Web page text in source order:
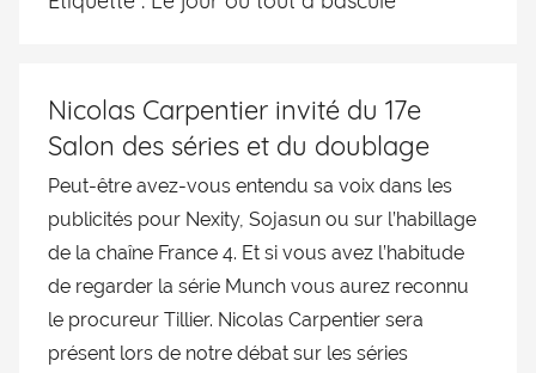
séries
doublage
Rendez-
Nicolas Carpentier invité du 17e
Salon des séries et du doublage
Peut-être avez-vous entendu sa voix dans les
publicités pour Nexity, Sojasun ou sur l’habillage
de la chaîne France 4. Et si vous avez l’habitude
de regarder la série Munch vous aurez reconnu
le procureur Tillier. Nicolas Carpentier sera
présent lors de notre débat sur les séries